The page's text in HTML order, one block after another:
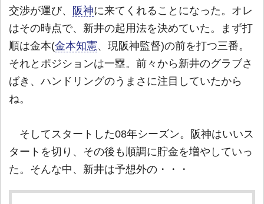
交渉が運び、
阪神に来てくれることになった。オレ
はその時点で、新井の起用法を決めていた。まず打
順は金本(金本知憲、現阪神監督)の前を打つ三番。
それとポジションは一塁。前々から新井のグラブさ
ばき、ハンドリングのうまさに注目していたから
ね。
そしてスタートした08年シーズン。阪神はいいス
タートを切り、その後も順調に貯金を増やしていっ
た。そんな中、新井は予想外の・・・